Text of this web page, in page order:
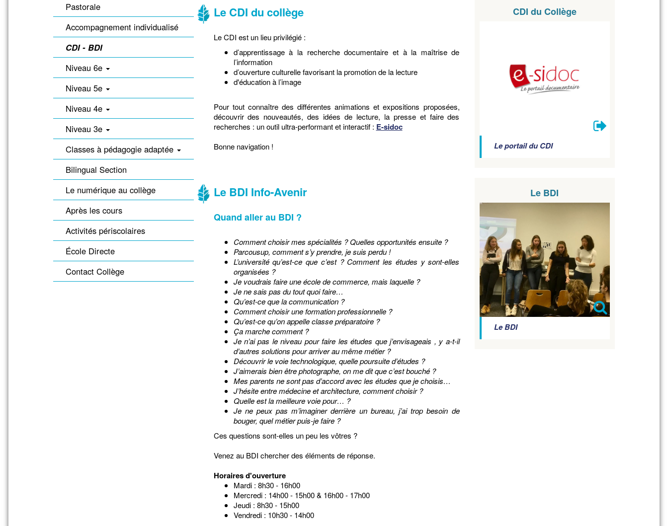
Pastorale
Accompagnement individualisé
CDI - BDI
Niveau 6e
Niveau 5e
Niveau 4e
Niveau 3e
Classes à pédagogie adaptée
Bilingual Section
Le numérique au collège
Après les cours
Activités périscolaires
École Directe
Contact Collège
Le CDI du collège
Le CDI est un lieu privilégié :
d’apprentissage à la recherche documentaire et à la maîtrise de
l’information
d’ouverture culturelle favorisant la promotion de la lecture
d'éducation à l’image
Pour tout connaître des différentes animations et expositions proposées,
découvrir des nouveautés, des idées de lecture, la presse et faire des
recherches : un outil ultra-performant et interactif : E-sidoc
Bonne navigation !
Le BDI Info-Avenir
Quand aller au BDI ?
Comment choisir mes spécialités ? Quelles opportunités ensuite ?
Parcousup, comment s’y prendre, je suis perdu !
L’université qu’est-ce que c’est ? Comment les études y sont-elles
organisées ?
Je voudrais faire une école de commerce, mais laquelle ?
Je ne sais pas du tout quoi faire…
Qu’est-ce que la communication ?
Comment choisir une formation professionnelle ?
Qu’est-ce qu’on appelle classe préparatoire ?
Ça marche comment ?
Je n’ai pas le niveau pour faire les études que j’envisageais , y a-t-il
d’autres solutions pour arriver au même métier ?
Découvrir le voie technologique, quelle poursuite d’études ?
J’aimerais bien être photographe, on me dit que c’est bouché ?
Mes parents ne sont pas d’accord avec les études que je choisis…
J’hésite entre médecine et architecture, comment choisir ?
Quelle est la meilleure voie pour… ?
Je ne peux pas m’imaginer derrière un bureau, j’ai trop besoin de
bouger, quel métier puis-je faire ?
Ces questions sont-elles un peu les vôtres ?
Venez au BDI chercher des éléments de réponse.
Horaires d'ouverture
Mardi : 8h30 - 16h00
Mercredi : 14h00 - 15h00 & 16h00 - 17h00
Jeudi : 8h30 - 15h00
Vendredi : 10h30 - 14h00
CDI du Collège
Le portail du CDI
Le BDI
Le BDI